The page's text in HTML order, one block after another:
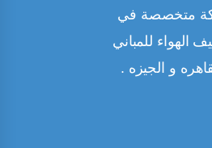
متخصصة في
الهواء للمباني
و الجيزه .